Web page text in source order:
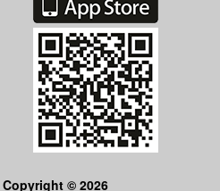
Copyright © 2026